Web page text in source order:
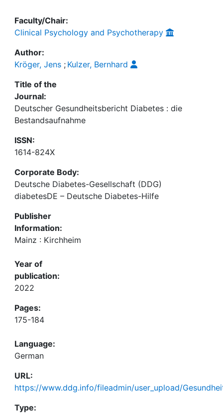
Faculty/Chair:
Clinical Psychology and Psychotherapy
Author:
Kröger, Jens ; Kulzer, Bernhard
Title of the
Journal:
Deutscher Gesundheitsbericht Diabetes : die
Bestandsaufnahme
ISSN:
1614-824X
Corporate Body:
Deutsche Diabetes-Gesellschaft (DDG)
diabetesDE – Deutsche Diabetes-Hilfe
Publisher
Information:
Mainz : Kirchheim
Year of
publication:
2022
Pages:
175-184
Language:
German
URL:
https://www.ddg.info/fileadmin/user_upload/
Type: